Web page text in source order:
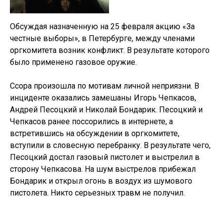
Обсуждая назначенную на 25 февраля акцию «За
честные выборы», в Петербурге, между членами
оргкомитета возник конфликт. В результате которого
было применено газовое оружие.
Ссора произошла по мотивам личной неприязни. В
инциденте оказались замешаны Игорь Чепкасов,
Андрей Песоцкий и Николай Бондарик. Песоцкий и
Чепкасов ранее поссорились в интернете, а
встретившись на обсуждении в оргкомитете,
вступили в словесную перебранку. В результате чего,
Песоцкий достал газовый пистолет и выстрелил в
сторону Чепкасова. На шум выстрелов прибежал
Бондарик и открыл огонь в воздух из шумового
пистолета. Никто серьезных травм не получил.